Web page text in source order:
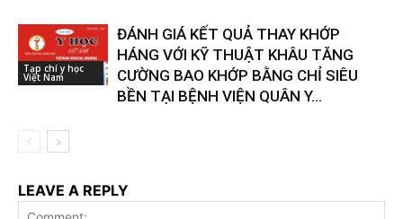
Tạp chí y học
Việt Nam
ĐÁNH GIÁ KẾT QUẢ THAY KHỚP
HÁNG VỚI KỸ THUẬT KHÂU TĂNG
CƯỜNG BAO KHỚP BẰNG CHỈ SIÊU
BỀN TẠI BỆNH VIỆN QUÂN Y...
LEAVE A REPLY